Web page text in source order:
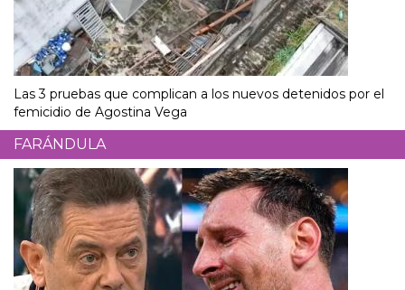
Las 3 pruebas que complican a los nuevos detenidos por el
femicidio de Agostina Vega
FARÁNDULA